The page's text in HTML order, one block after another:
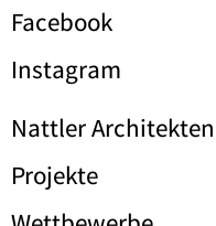
Facebook
Instagram
Nattler Architekten
Projekte